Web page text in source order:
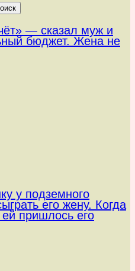
— сказал муж и
бюджет. Жена не
у подземного
его жену. Когда
пришлось его